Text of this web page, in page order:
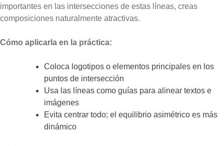
importantes en las intersecciones de estas líneas, creas
composiciones naturalmente atractivas.
Cómo aplicarla en la práctica:
Coloca logotipos o elementos principales en los
puntos de intersección
Usa las líneas como guías para alinear textos e
imágenes
Evita centrar todo; el equilibrio asimétrico es más
dinámico